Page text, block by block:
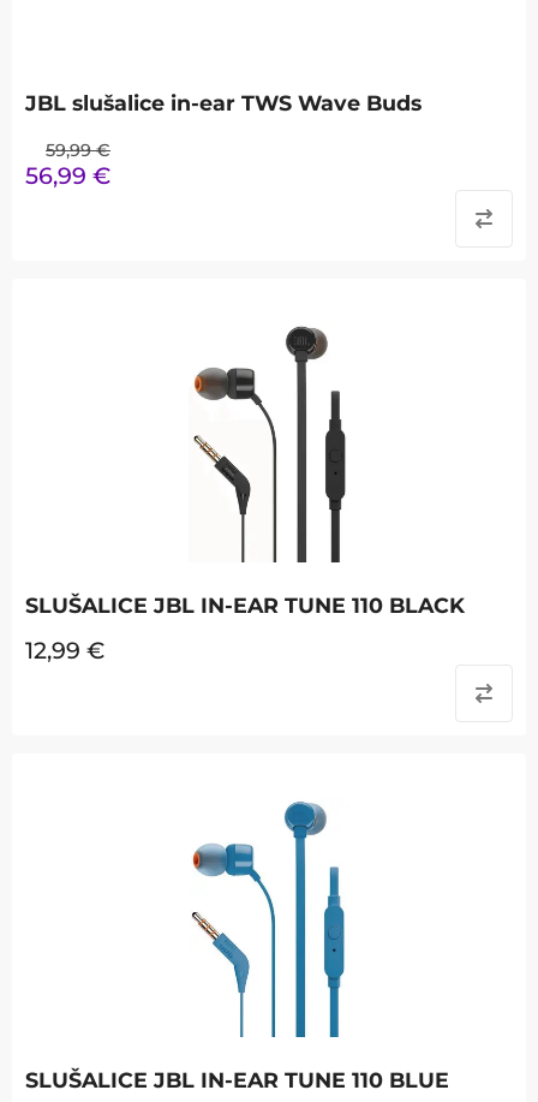
JBL slušalice in-ear TWS Wave Buds
59,99 €
56,99 €
SLUŠALICE JBL IN-EAR TUNE 110 BLACK
12,99 €
SLUŠALICE JBL IN-EAR TUNE 110 BLUE